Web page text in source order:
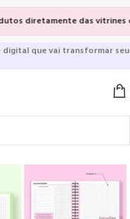
diretamente das vitrines e
digital que vai transformar seu